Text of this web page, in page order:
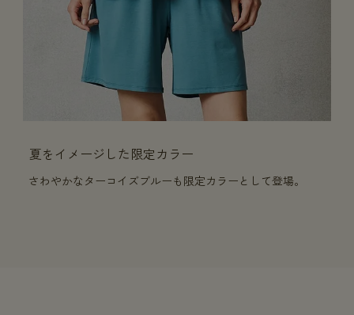
夏をイメージした限定カラー
さわやかなターコイズブルーも限定カラーとして登場。